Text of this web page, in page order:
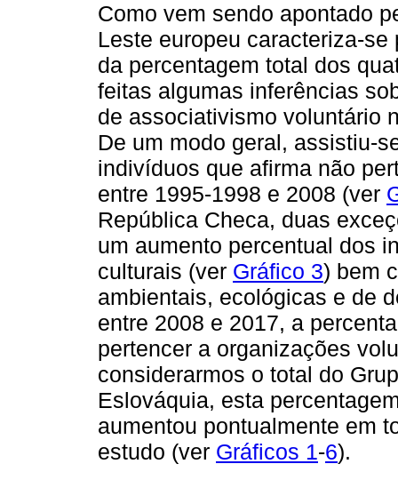
Como vem sendo apontado
Leste europeu caracteriza-
da percentagem total dos
feitas algumas inferências
de associativismo voluntário
De um modo geral, assistiu-
indivíduos que afirma não
entre 1995-1998 e 2008 (ver
República Checa, duas
um aumento percentual dos
culturais (ver Gráfico 3) bem
ambientais, ecológicas e de
entre 2008 e 2017, a
pertencer a organizações
considerarmos o total do
Eslováquia, esta
aumentou pontualmente em
estudo (ver Gráficos 1-6).